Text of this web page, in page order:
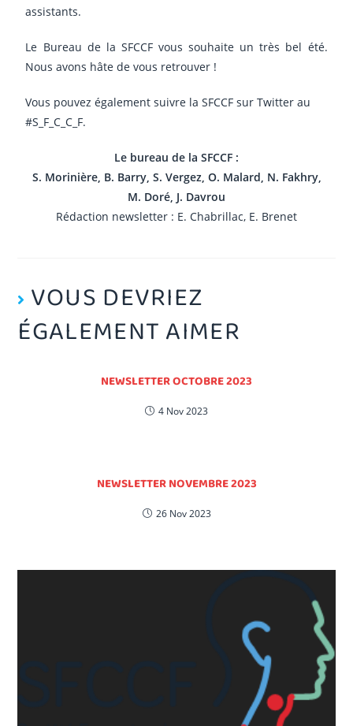
assistants.
Le Bureau de la SFCCF vous souhaite un très bel été.
Nous avons hâte de vous retrouver !
Vous pouvez également suivre la SFCCF sur Twitter au
#S_F_C_C_F.
Le bureau de la SFCCF :
S. Morinière, B. Barry, S. Vergez, O. Malard, N. Fakhry,
M. Doré, J. Davrou
Rédaction newsletter : E. Chabrillac, E. Brenet
VOUS DEVRIEZ
ÉGALEMENT AIMER
NEWSLETTER OCTOBRE 2023
4 Nov 2023
NEWSLETTER NOVEMBRE 2023
26 Nov 2023